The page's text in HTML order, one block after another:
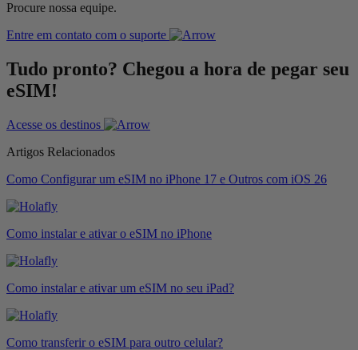
Procure nossa equipe.
Entre em contato com o suporte
Tudo pronto? Chegou a hora de pegar seu
eSIM!
Acesse os destinos
Artigos Relacionados
Como Configurar um eSIM no iPhone 17 e Outros com iOS 26
Como instalar e ativar o eSIM no iPhone
Como instalar e ativar um eSIM no seu iPad?
Como transferir o eSIM para outro celular?